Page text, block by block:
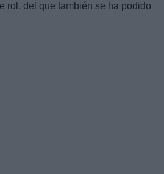
rol, del que también se ha podido